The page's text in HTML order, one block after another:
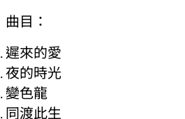
曲目：
遲來的愛
夜的時光
變色龍
同渡此生